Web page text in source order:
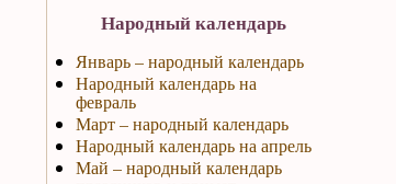
Народный календарь
Январь – народный календарь
Народный календарь на
февраль
Март – народный календарь
Народный календарь на апрель
Май – народный календарь